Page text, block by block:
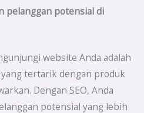
pelanggan potensial di
website Anda adalah
tertarik dengan produk
Dengan SEO, Anda
potensial yang lebih